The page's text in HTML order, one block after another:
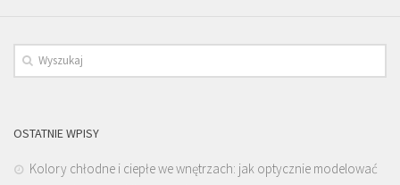
OSTATNIE WPISY
Kolory chłodne i ciepłe we wnętrzach: jak optycznie modelować